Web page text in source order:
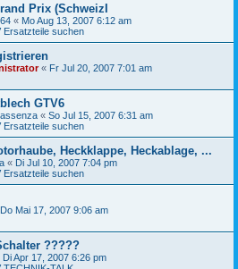
Prix (SchweizI
« Mo Aug 13, 2007 6:12 am
Ersatzteile suchen
« Fr Jul 20, 2007 7:01 am
GTV6
« So Jul 15, 2007 6:31 am
Ersatzteile suchen
Heckklappe, Heckablage, ...
« Di Jul 10, 2007 7:04 pm
Ersatzteile suchen
Do Mai 17, 2007 9:06 am
?????
Di Apr 17, 2007 6:26 pm